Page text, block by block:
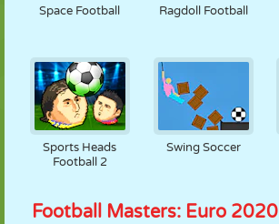
Space Football Ragdoll Football
Sports Heads
Football 2
Swing Soccer
Football Masters: Euro 2020